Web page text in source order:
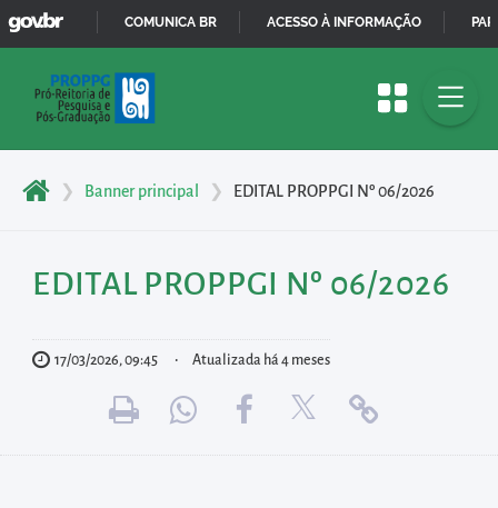
Pular
para
o
início
conteúdo
principal
página
diretamente
o
❯ Banner principal ❯ EDITAL PROPPGI Nº 06/2026
EDITAL PROPPGI Nº 06/2026
17/03/2026, 09:45 Atualizada há 4 meses
GOVBR
COMUNICA BR ACESSO À INFORMAÇÃO